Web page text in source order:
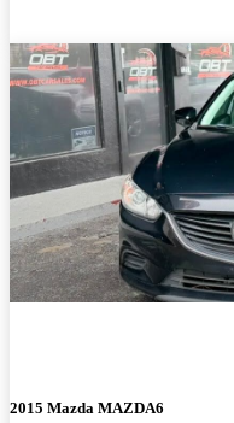
2015 Mazda MAZDA6